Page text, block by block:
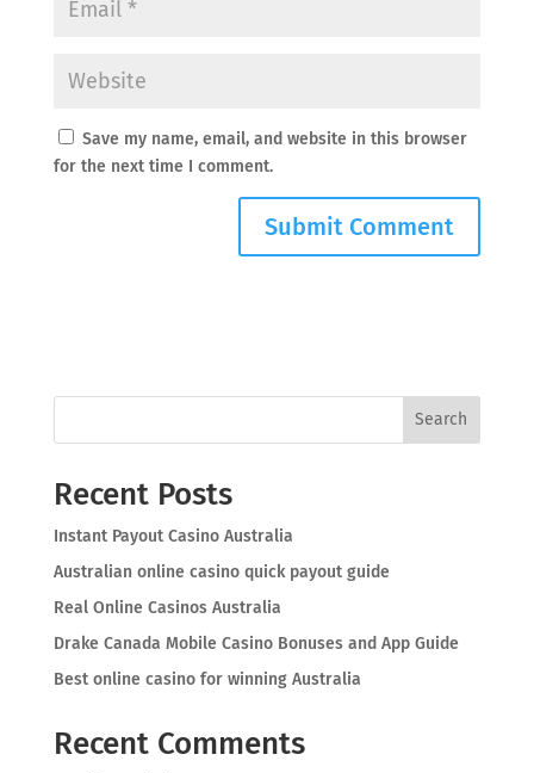
Save my name, email, and website in this browser
for the next time I comment.
Search
Recent Posts
Instant Payout Casino Australia
Australian online casino quick payout guide
Real Online Casinos Australia
Drake Canada Mobile Casino Bonuses and App Guide
Best online casino for winning Australia
Recent Comments